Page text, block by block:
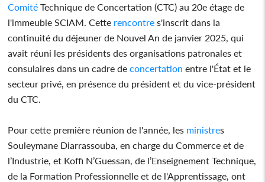
Comité Technique de Concertation (CTC) au 20e étage de
l'immeuble SCIAM. Cette rencontre s'inscrit dans la
continuité du déjeuner de Nouvel An de janvier 2025, qui
avait réuni les présidents des organisations patronales et
consulaires dans un cadre de concertation entre l'État et le
secteur privé, en présence du président et du vice-président
du CTC.
Pour cette première réunion de l'année, les ministres
Souleymane Diarrassouba, en charge du Commerce et de
l’Industrie, et Koffi N’Guessan, de l’Enseignement Technique,
de la Formation Professionnelle et de l'Apprentissage, ont